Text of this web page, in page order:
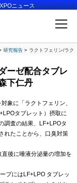
ニュース
研究報告 ラクトフェリン/ラク
ーゼ配合タブレ
下仁丹
象に「ラクトフェリン、
タブレット）摂取に
調査の結果、LF+LPOタ
れたことから、口臭対策
後に唾液分泌量の増加を
プにはLF+LPO タブレッ